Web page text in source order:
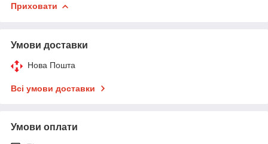
Приховати
Умови доставки
Нова Пошта
Всі умови доставки
Умови оплати